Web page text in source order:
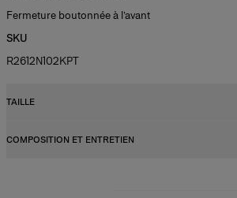
Fermeture boutonnée à l’avant
SKU
R2612N102KPT
TAILLE
Coupe slim
COMPOSITION ET ENTRETIEN